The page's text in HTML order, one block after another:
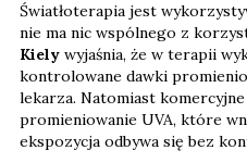
Światłoterapia jest
nie ma nic wspólnego z
Kiely wyjaśnia, że w terapii
kontrolowane dawki
lekarza. Natomiast
promieniowanie UVA, które
ekspozycja odbywa się bez